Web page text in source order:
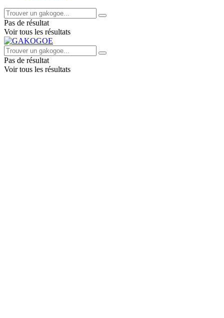
Pas de résultat
Voir tous les résultats
Pas de résultat
Voir tous les résultats